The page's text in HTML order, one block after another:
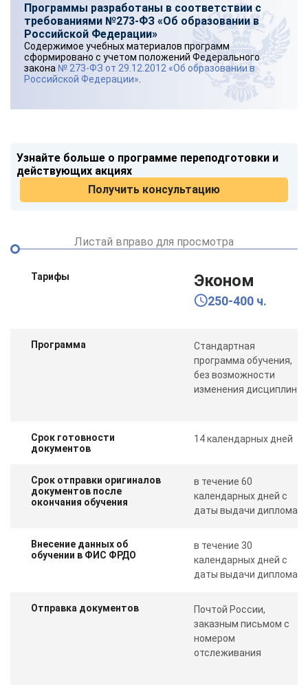
Программы разработаны в соответствии с
требованиями №273-ФЗ «Об образовании в
Российской Федерации»
Содержимое учебных материалов программ
сформировано с учетом положений Федерального
закона № 273-ФЗ от 29.12.2012 «Об образовании в
Российской Федерации»
Узнайте больше о программе переподготовки и
действующих акциях
Получить консультацию
Листай вправо для просмотра
Тарифы Эконом
250-400 ч.
Программа
Стандартная
программа обучения,
без возможности
изменения дисциплин
Срок готовности
документов
14 календарных дней
Срок отправки оригиналов
документов после
окончания обучения
в течение 60
календарных дней с
даты выдачи диплома
Внесение данных об
обучении в ФИС ФРДО
в течение 30
календарных дней с
даты выдачи диплома
Отправка документов
Почтой России,
заказным письмом с
номером
отслеживания